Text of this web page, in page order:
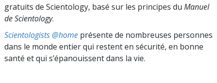
gratuits de Scientology, basé sur les principes du Manuel
de Scientology.
Scientologists @home présente de nombreuses personnes
dans le monde entier qui restent en sécurité, en bonne
santé et qui s’épanouissent dans la vie.